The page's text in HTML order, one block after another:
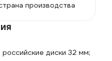
производства
диски 32 мм;